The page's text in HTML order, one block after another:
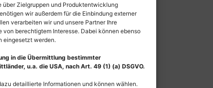
über Zielgruppen und Produktentwicklung
wir außerdem für die Einbindung externer
verarbeiten wir und unsere Partner Ihre
von berechtigtem Interesse. Dabei können ebenso
eingesetzt werden.
in die Übermittlung bestimmter
u.a. die USA, nach Art. 49 (1) (a) DSGVO.
detaillierte Informationen und können wählen.